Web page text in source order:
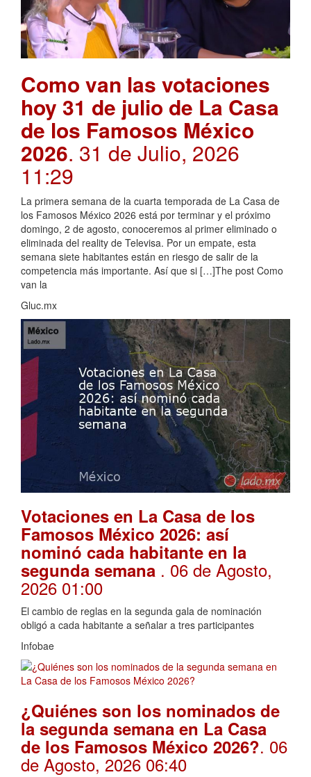
Como van las votaciones
hoy 31 de julio de La Casa
de los Famosos México
2026. 31 de Julio, 2026
11:29
La primera semana de la cuarta temporada de La Casa de
los Famosos México 2026 está por terminar y el próximo
domingo, 2 de agosto, conoceremos al primer eliminado o
eliminada del reality de Televisa. Por un empate, esta
semana siete habitantes están en riesgo de salir de la
competencia más importante. Así que si […]The post Como
van la
Gluc.mx
Votaciones en La Casa de los
Famosos México 2026: así
nominó cada habitante en la
segunda semana . 06 de Agosto,
2026 01:00
El cambio de reglas en la segunda gala de nominación
obligó a cada habitante a señalar a tres participantes
Infobae
¿Quiénes son los nominados de
la segunda semana en La Casa
de los Famosos México 2026?. 06
de Agosto, 2026 06:40